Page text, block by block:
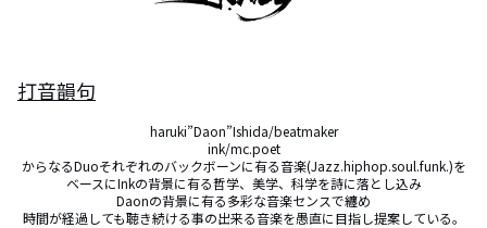
打音韻句
haruki”Daon”Ishida/beatmaker
ink/mc.poet
からなるDuoそれぞれのバックボーンに有る音楽(Jazz.hiphop.soul.funk.)を
ベースにInkの背景に有る哲学、美学、科学を詩に落とし込み
Daonの背景に有る多彩な音楽センスで纏め
時間が経過しても聴き続ける事の出来る音楽を愚直に目指し提案している。